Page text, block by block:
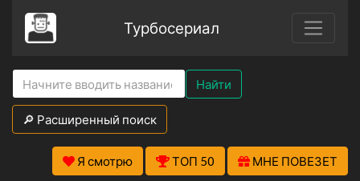
Турбосериал
Найти
🔎 Расширенный поиск
Я смотрю ТОП 50 МНЕ ПОВЕЗЕТ